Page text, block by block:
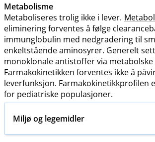
Metabolisme
Metaboliseres trolig ikke i lever.
eliminering forventes å følge
immunglobulin med nedgradering til
enkeltstående aminosyrer. Generelt
monoklonale antistoffer via metabolske
Farmakokinetikken forventes ikke å
leverfunksjon. Farmakokinetikkprofilen
for pediatriske populasjoner.
Miljø og legemidler